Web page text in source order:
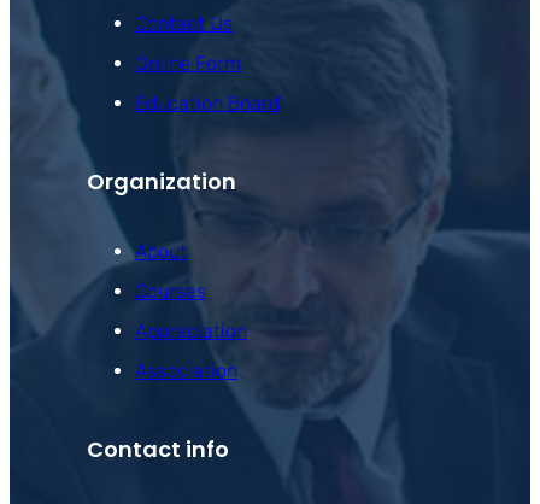
Contact Us
Online Form
Education Board
Organization
About
Courses
Appreciation
Association
Contact info